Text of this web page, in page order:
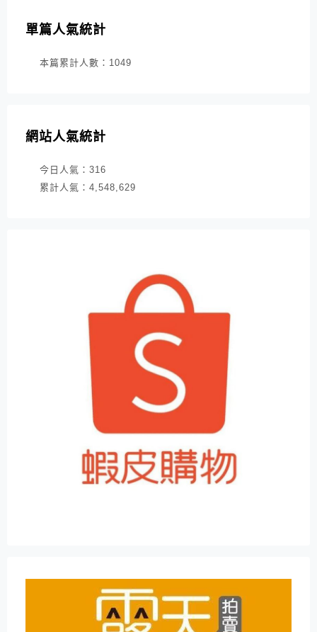
單篇人氣統計
本篇累計人數： 1049
網站人氣統計
今日人氣： 316
累計人氣： 4,548,629